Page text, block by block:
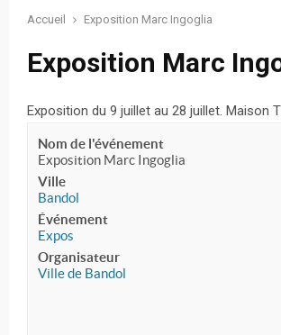
Accueil Exposition Marc Ingoglia
Exposition Marc
Exposition du 9 juillet au 28 juillet. Maison
Nom de l'événement
Exposition Marc Ingoglia
Ville
Bandol
Événement
Expos
Organisateur
Ville de Bandol